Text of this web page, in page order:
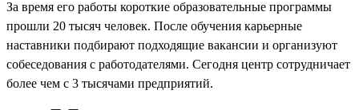
За время его работы короткие образовательные программы
прошли 20 тысяч человек. После обучения карьерные
наставники подбирают подходящие вакансии и организуют
собеседования с работодателями. Сегодня центр сотрудничает
более чем с 3 тысячами предприятий.